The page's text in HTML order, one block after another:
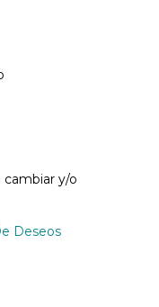
cambiar y/o
Deseos